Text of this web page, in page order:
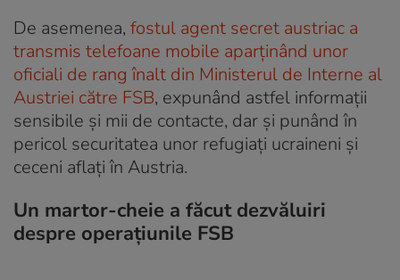
De asemenea, fostul agent secret austriac a
transmis telefoane mobile aparținând unor
oficiali de rang înalt din Ministerul de Interne al
Austriei către FSB, expunând astfel informații
sensibile și mii de contacte, dar și punând în
pericol securitatea unor refugiați ucraineni și
ceceni aflați în Austria.
Un martor-cheie a făcut dezvăluiri
despre operațiunile FSB